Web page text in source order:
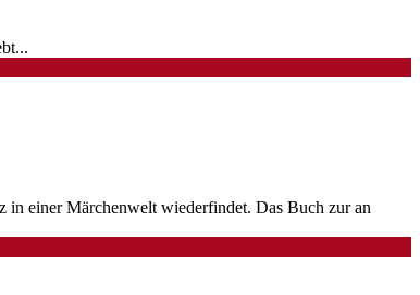
...
in einer Märchenwelt wiederfindet. Das Buch zur an